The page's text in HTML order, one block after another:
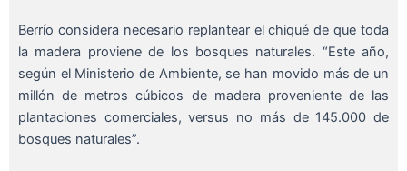
Berrío considera necesario replantear el chiqué de que toda
la madera proviene de los bosques naturales. “Este año,
según el Ministerio de Ambiente, se han movido más de un
millón de metros cúbicos de madera proveniente de las
plantaciones comerciales, versus no más de 145.000 de
bosques naturales”.